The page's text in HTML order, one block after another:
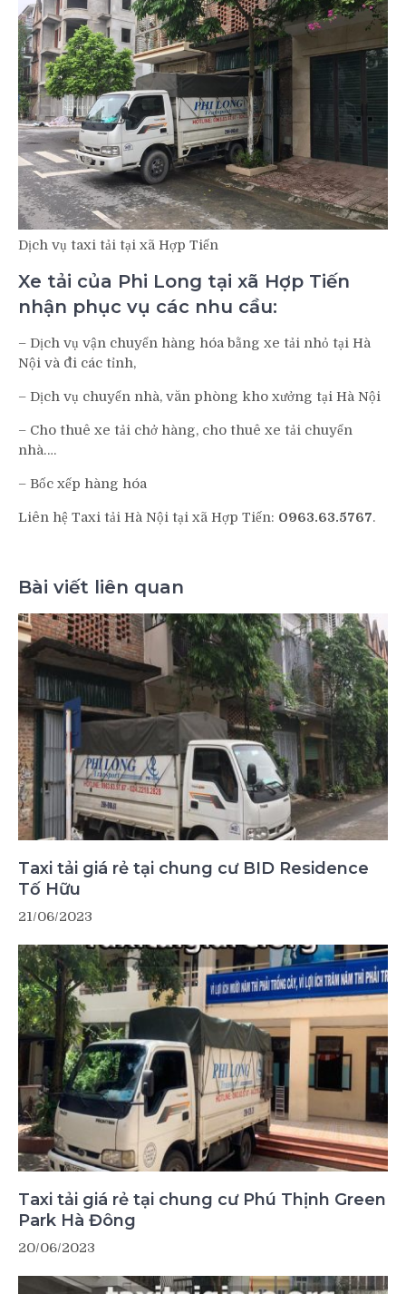
Dịch vụ taxi tải tại xã Hợp Tiến
Xe tải của Phi Long tại xã Hợp Tiến
nhận phục vụ các nhu cầu:
– Dịch vụ vận chuyển hàng hóa bằng xe tải nhỏ tại Hà
Nội và đi các tỉnh,
– Dịch vụ chuyển nhà, văn phòng kho xưởng tại Hà Nội
– Cho thuê xe tải chở hàng, cho thuê xe tải chuyển
nhà….
– Bốc xếp hàng hóa
Liên hệ Taxi tải Hà Nội tại xã Hợp Tiến: 0963.63.5767.
Bài viết liên quan
Taxi tải giá rẻ tại chung cư BID Residence
Tố Hữu
21/06/2023
Taxi tải giá rẻ tại chung cư Phú Thịnh Green
Park Hà Đông
20/06/2023